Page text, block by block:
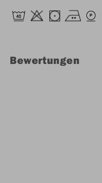
Bewertungen